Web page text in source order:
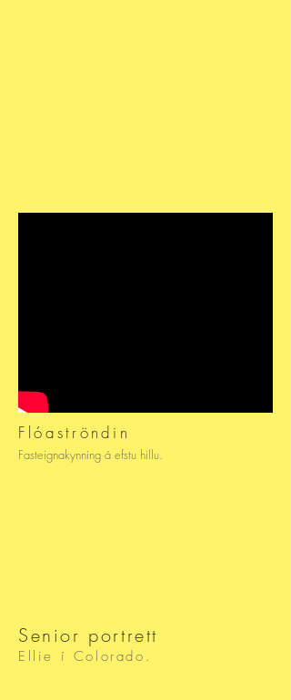
Flóaströndin
Fasteignakynning á efstu hillu.
Senior portrett
Ellie í Colorado.